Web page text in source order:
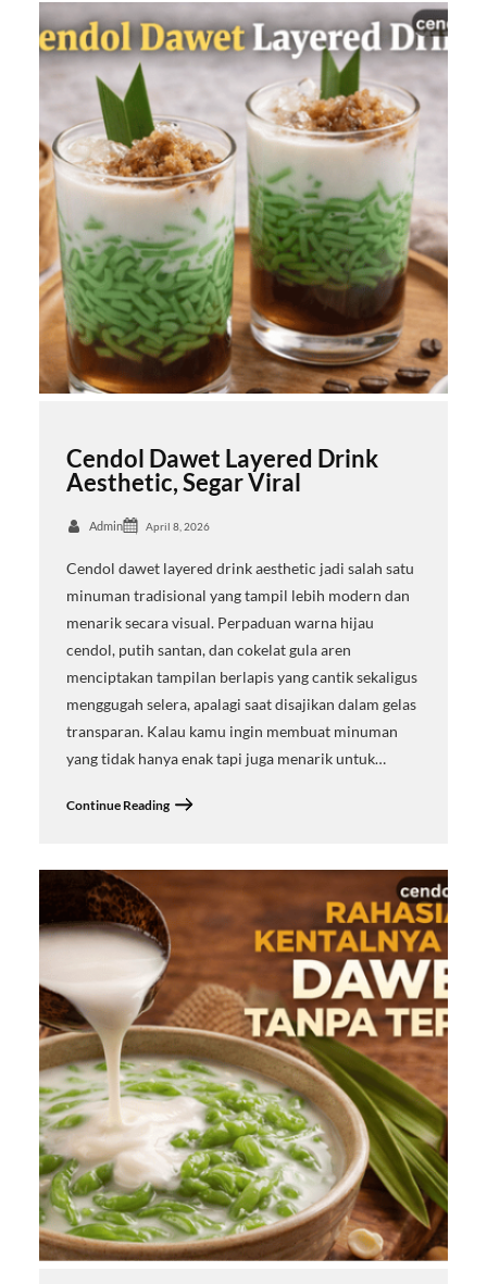
Cendol Dawet Layered Drink
Aesthetic, Segar Viral
Admin April 8, 2026
Cendol dawet layered drink aesthetic jadi salah satu
minuman tradisional yang tampil lebih modern dan
menarik secara visual. Perpaduan warna hijau
cendol, putih santan, dan cokelat gula aren
menciptakan tampilan berlapis yang cantik sekaligus
menggugah selera, apalagi saat disajikan dalam gelas
transparan. Kalau kamu ingin membuat minuman
yang tidak hanya enak tapi juga menarik untuk…
Continue Reading